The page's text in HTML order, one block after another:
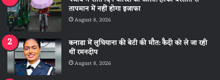
तापमान में नहीं होगा इजाफा
August 8, 2026
कनाडा में लुधियाना की बेटी की माैत: कैदी को ले जा रही
थीं रमनदीप
August 8, 2026